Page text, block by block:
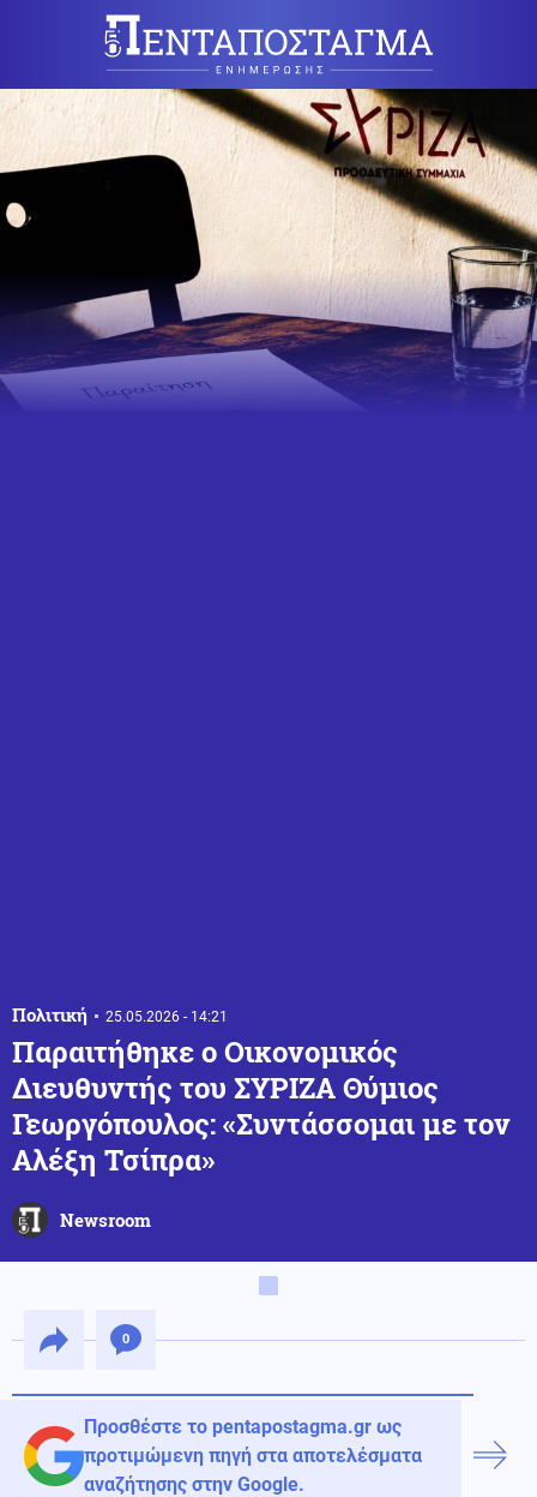
Πολιτική 25.05.2026 - 14:21
Παραιτήθηκε ο Οικονομικός
Διευθυντής του ΣΥΡΙΖΑ Θύμιος
Γεωργόπουλος: «Συντάσσομαι με τον
Αλέξη Τσίπρα»
Newsroom
0
Προσθέστε το pentapostagma.gr ως
προτιμώμενη πηγή στα αποτελέσματα
αναζήτησης στην Google.